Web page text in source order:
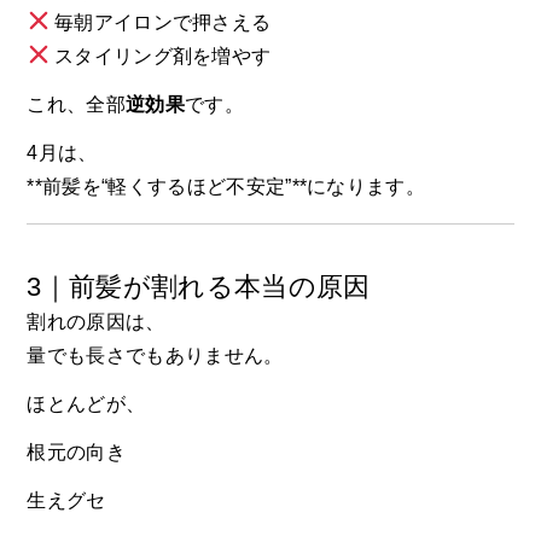
毎朝アイロンで押さえる
スタイリング剤を増やす
これ、全部逆効果です。
4月は、
**前髪を“軽くするほど不安定”**になります。
3｜前髪が割れる本当の原因
割れの原因は、
量でも長さでもありません。
ほとんどが、
根元の向き
生えグセ